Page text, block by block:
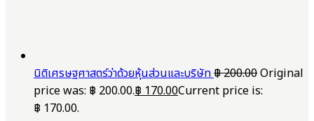
นิติเศรษฐศาสตร์ว่าด้วยหุ้นส่วนและบริษัท฿200.00Original
price was: ฿ 200.00.฿170.00Current price is:
฿ 170.00.